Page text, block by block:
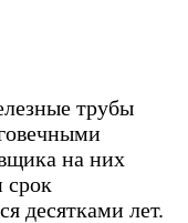
трубы
на них
срок
десятками лет.